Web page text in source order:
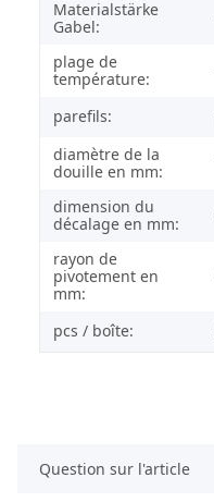
Materialstärke
Gabel:
plage de
température:
parefils:
diamètre de la
douille en mm:
dimension du
décalage en mm:
rayon de
pivotement en
mm:
pcs / boîte:
Question sur l'article